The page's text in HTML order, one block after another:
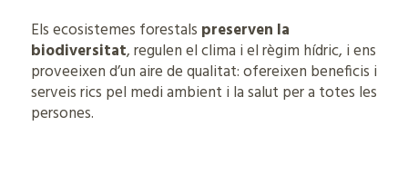
Els ecosistemes forestals preserven la
biodiversitat, regulen el clima i el règim hídric, i ens
proveeixen d’un aire de qualitat: ofereixen beneficis i
serveis rics pel medi ambient i la salut per a totes les
persones.